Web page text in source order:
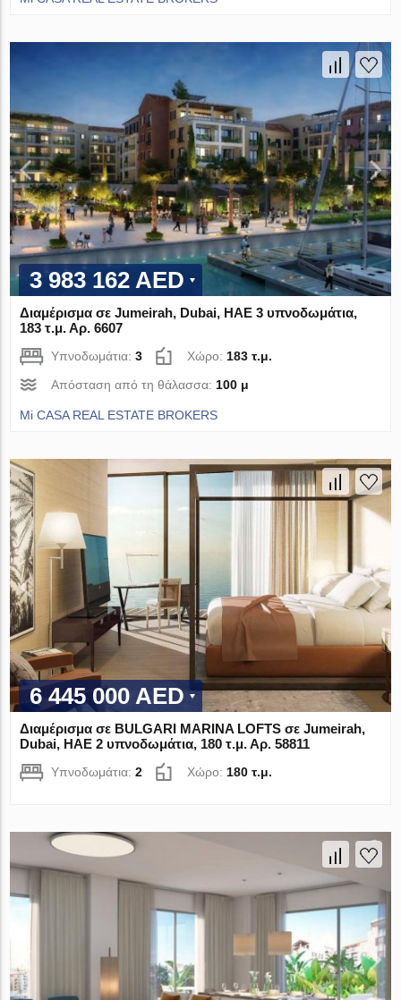
3 983 162 AED
Διαμέρισμα σε Jumeirah, Dubai, ΗΑΕ 3 υπνοδωμάτια,
183 τ.μ. Αρ. 6607
Υπνοδωμάτια:3 Χώρο: 183 τ.μ.
Απόσταση από τη θάλασσα: 100 μ
Mi CASA REAL ESTATE BROKERS
6 445 000 AED
Διαμέρισμα σε BULGARI MARINA LOFTS σε Jumeirah,
Dubai, ΗΑΕ 2 υπνοδωμάτια, 180 τ.μ. Αρ. 58811
Υπνοδωμάτια:2 Χώρο:180 τ.μ.